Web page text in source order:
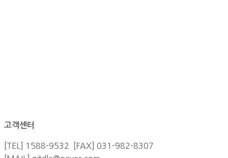
고객센터
[TEL] 1588-9532 [FAX] 031-982-8307